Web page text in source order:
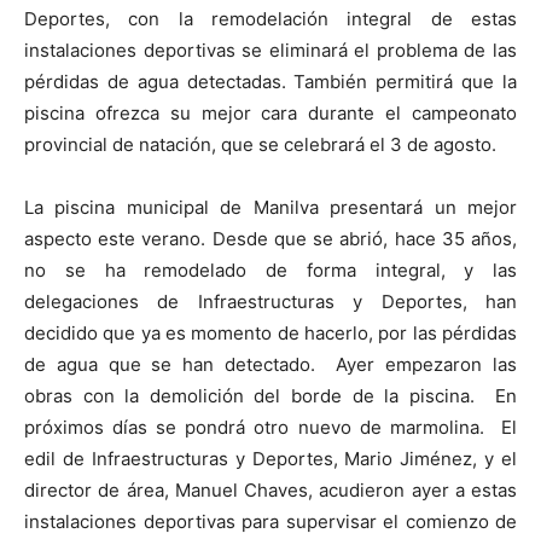
Deportes, con la remodelación integral de estas
instalaciones deportivas se eliminará el problema de las
pérdidas de agua detectadas. También permitirá que la
piscina ofrezca su mejor cara durante el campeonato
provincial de natación, que se celebrará el 3 de agosto.
La piscina municipal de Manilva presentará un mejor
aspecto este verano. Desde que se abrió, hace 35 años,
no se ha remodelado de forma integral, y las
delegaciones de Infraestructuras y Deportes, han
decidido que ya es momento de hacerlo, por las pérdidas
de agua que se han detectado. Ayer empezaron las
obras con la demolición del borde de la piscina. En
próximos días se pondrá otro nuevo de marmolina. El
edil de Infraestructuras y Deportes, Mario Jiménez, y el
director de área, Manuel Chaves, acudieron ayer a estas
instalaciones deportivas para supervisar el comienzo de